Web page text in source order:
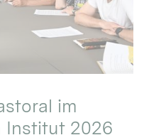
im
Institut 2026